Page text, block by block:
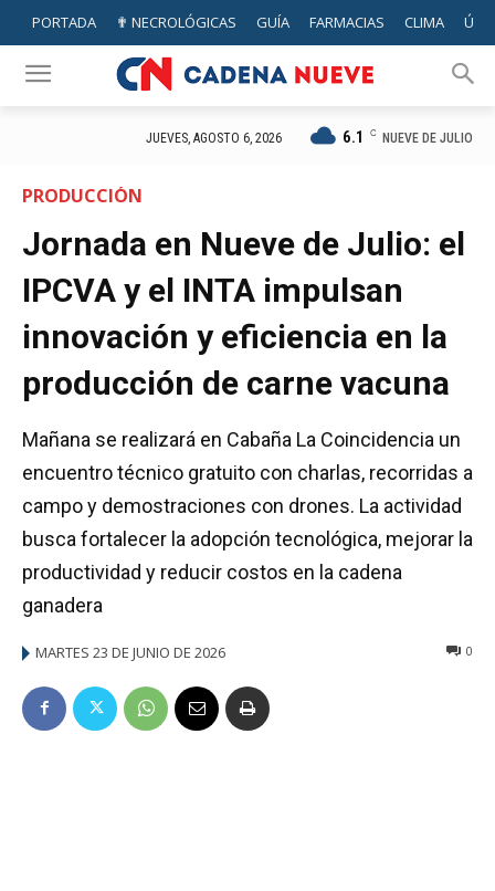
PORTADA ✟ NECROLÓGICAS GUÍA FARMACIAS CLIMA
JUEVES, AGOSTO 6, 2026 6.1 C NUEVE DE JULIO
PRODUCCIÓN
Jornada en Nueve de Julio: el
IPCVA y el INTA impulsan
innovación y eficiencia en la
producción de carne vacuna
Mañana se realizará en Cabaña La Coincidencia un
encuentro técnico gratuito con charlas, recorridas a
campo y demostraciones con drones. La actividad
busca fortalecer la adopción tecnológica, mejorar la
productividad y reducir costos en la cadena
ganadera
MARTES 23 DE JUNIO DE 2026 0